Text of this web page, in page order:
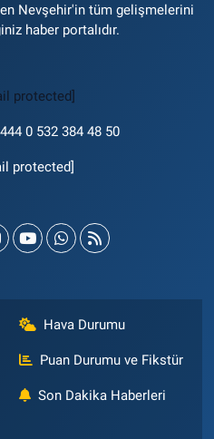
Nevşehir'in tüm gelişmelerini
haber portalıdır.
protected]
0 532 384 48 50
protected]
Hava Durumu
Puan Durumu ve Fikstür
Son Dakika Haberleri